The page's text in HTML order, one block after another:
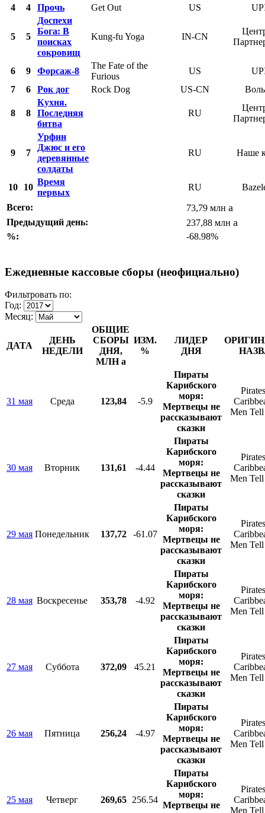
4
4 Прочь Get Out US
5 5
Доспехи
Бога: В
поисках
сокровищ
Kung-fu Yoga IN-CN
6 9 Форсаж-8
The Fate of the
Furious
US
7
6 Рок дог Rock Dog US-CN
8 8
Кухня.
Последняя
битва
RU
9 7
Урфин
Джюс и его
деревянные
солдаты
RU Наше
10 10
Время
первых
RU
Всего:
73,79 млн a
Предыдущий день: 237,88 млн a
%: -68.98%
Ежедневные кассовые сборы (неофициально)
Фильтровать по:
Год:
Месяц:
ДАТА
ДЕНЬ
НЕДЕЛИ
ОБЩИЕ
СБОРЫ
ДНЯ,
МЛНa
ИЗМ.
%
ЛИДЕР
ДНЯ
31 мая Среда 123,84 -5.9
Пираты
Карибского
моря:
Мертвецы не
рассказывают
сказки
Men
30 мая Вторник 131,61 -4.44
Пираты
Карибского
моря:
Мертвецы не
рассказывают
сказки
Men
29 мая Понедельник 137,72 -61.07
Пираты
Карибского
моря:
Мертвецы не
рассказывают
сказки
Men
28 мая Воскресенье 353,78 -4.92
Пираты
Карибского
моря:
Мертвецы не
рассказывают
сказки
Men
27 мая Суббота 372,09 45.21
Пираты
Карибского
моря:
Мертвецы не
рассказывают
сказки
Men
26 мая Пятница 256,24 -4.97
Пираты
Карибского
моря:
Мертвецы не
рассказывают
сказки
Men
25 мая Четверг 269,65 256.54
Пираты
Карибского
моря:
Мертвецы не
Men